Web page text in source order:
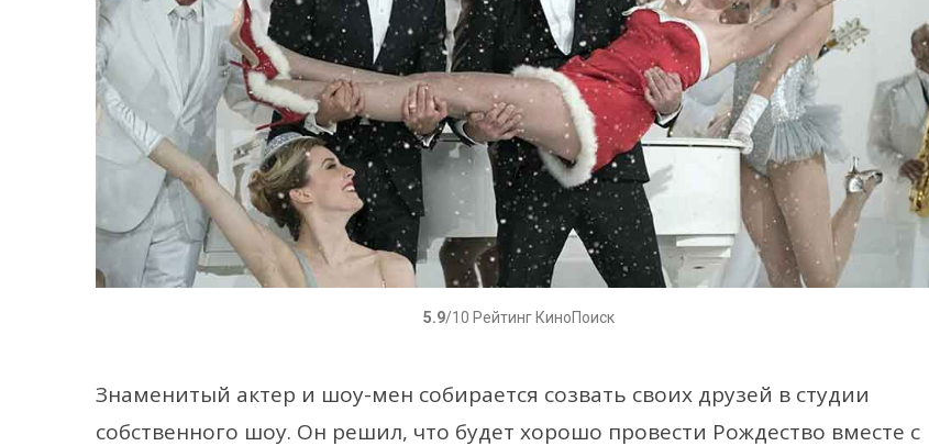
5.9/10 Рейтинг КиноПоиск
Знаменитый актер и шоу-мен собирается созвать своих друзей в студии
собственного шоу. Он решил, что будет хорошо провести Рождество вместе с